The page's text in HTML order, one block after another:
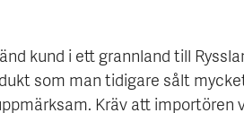
kund i ett grannland till
som man tidigare sålt
Kräv att importören